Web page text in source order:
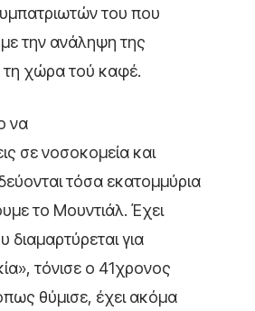
του που
την ανάληψη της
χώρα τού καφέ.
να
σε νοσοκομεία και
τόσα εκατομμύρια
το Μουντιάλ. Έχει
διαμαρτύρεται για
τόνισε ο 41χρονος
θύμισε, έχει ακόμα